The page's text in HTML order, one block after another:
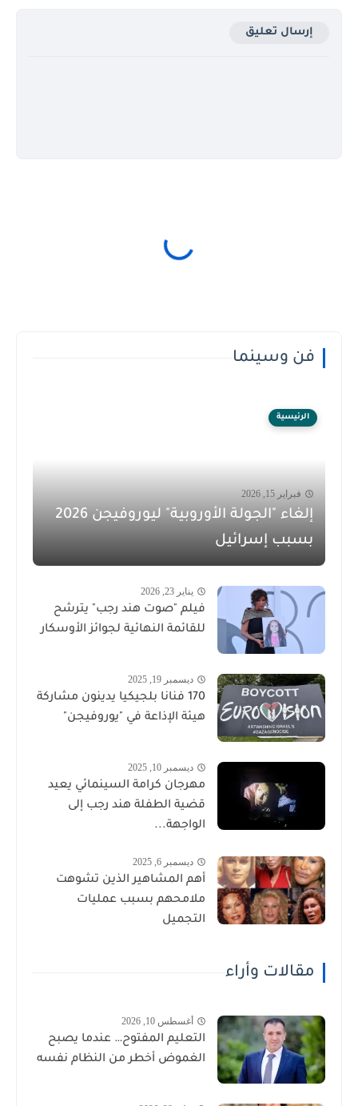
إرسال تعليق
فن وسينما
الرئيسية
فبراير 15, 2026
إلغاء "الجولة الأوروبية" ليوروفيجن 2026
بسبب إسرائيل
يناير 23, 2026
فيلم "صوت هند رجب" يترشح
للقائمة النهائية لجوائز الأوسكار
ديسمبر 19, 2025
170 فنانا بلجيكيا يدينون مشاركة
هيئة الإذاعة في "يوروفيجن"
ديسمبر 10, 2025
مهرجان كرامة السينمائي يعيد
قضية الطفلة هند رجب إلى
الواجهة...
ديسمبر 6, 2025
أهم المشاهير الذين تشوهت
ملامحهم بسبب عمليات
التجميل
مقالات وأراء
أغسطس 10, 2026
التعليم المفتوح… عندما يصبح
الغموض أخطر من النظام نفسه